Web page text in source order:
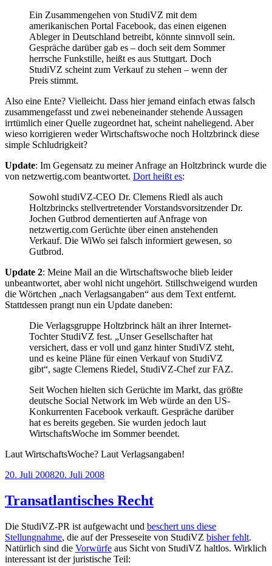
Ein Zusammengehen von StudiVZ mit dem
amerikanischen Portal Facebook, das einen eigenen
Ableger in Deutschland betreibt, könnte sinnvoll sein.
Gespräche darüber gab es – doch seit dem Sommer
herrsche Funkstille, heißt es aus Stuttgart. Doch
StudiVZ scheint zum Verkauf zu stehen – wenn der
Preis stimmt.
Also eine Ente? Vielleicht. Dass hier jemand einfach etwas falsch
zusammengefasst und zwei nebeneinander stehende Aussagen
irrtümlich einer Quelle zugeordnet hat, scheint naheliegend. Aber
wieso korrigieren weder Wirtschaftswoche noch Holtzbrinck diese
simple Schludrigkeit?
Update: Im Gegensatz zu meiner Anfrage an Holtzbrinck wurde die
von netzwertig.com beantwortet. Dort heißt es:
Sowohl studiVZ-CEO Dr. Clemens Riedl als auch
Holtzbrincks stellvertretender Vorstandsvorsitzender Dr.
Jochen Gutbrod dementierten auf Anfrage von
netzwertig.com Gerüchte über einen anstehenden
Verkauf. Die WiWo sei falsch informiert gewesen, so
Gutbrod.
Update 2: Meine Mail an die Wirtschaftswoche blieb leider
unbeantwortet, aber wohl nicht ungehört. Stillschweigend wurden
die Wörtchen „nach Verlagsangaben“ aus dem Text entfernt.
Stattdessen prangt nun ein Update daneben:
Die Verlagsgruppe Holtzbrinck hält an ihrer Internet-
Tochter StudiVZ fest. „Unser Gesellschafter hat
versichert, dass er voll und ganz hinter StudiVZ steht,
und es keine Pläne für einen Verkauf von StudiVZ
gibt“, sagte Clemens Riedel, StudiVZ-Chef zur FAZ.
Seit Wochen hielten sich Gerüchte im Markt, das größte
deutsche Social Network im Web würde an den US-
Konkurrenten Facebook verkauft. Gespräche darüber
hat es bereits gegeben. Sie wurden jedoch laut
WirtschaftsWoche im Sommer beendet.
Laut WirtschaftsWoche? Laut Verlagsangaben!
Veröffentlicht
20. Juli 200820. Juli 2008
Transatlantisches Recht
Die StudiVZ-PR ist aufgewacht und beschert uns diese
Stellungnahme, die auf der Presseseite von StudiVZ bisher fehlt.
Natürlich sind die Vorwürfe aus Sicht von StudiVZ haltlos. Wirklich
interessant ist der juristische Teil: